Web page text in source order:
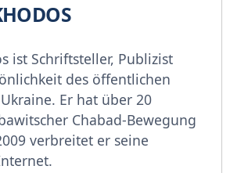
ist Schriftsteller, Publizist
des öffentlichen
Er hat über 20
Chabad-Bewegung
verbreitet er seine